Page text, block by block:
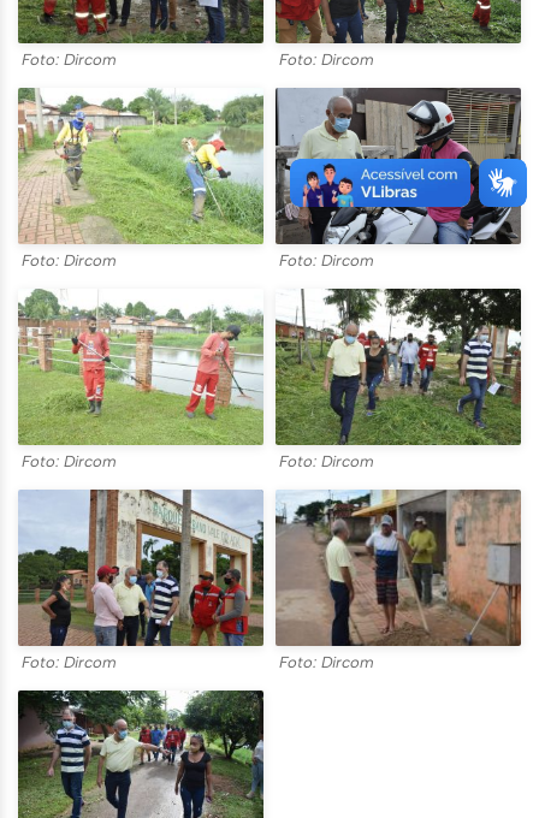
Foto: Dircom Foto: Dircom
Foto: Dircom Foto: Dircom
Foto: Dircom Foto: Dircom
Foto: Dircom Foto: Dircom